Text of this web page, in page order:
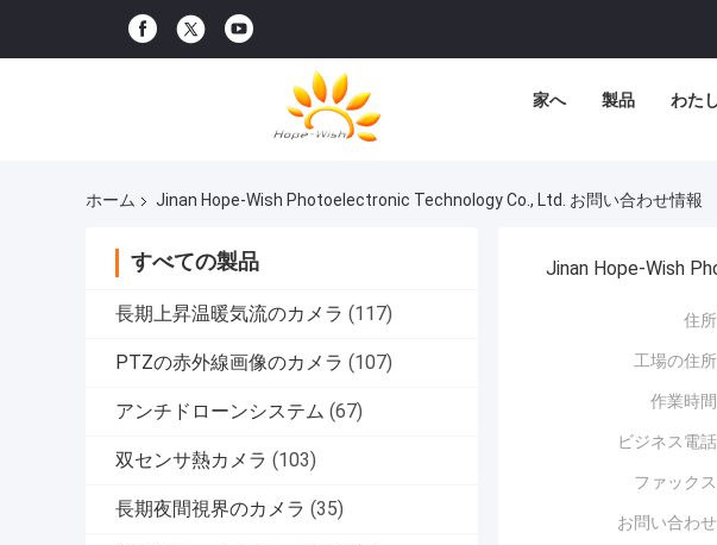
家へ 製品 わた
ホーム Jinan Hope-Wish Photoelectronic Technology Co., Ltd. お問い合わせ情報
すべての製品
長期上昇温暖気流のカメラ (117)
PTZの赤外線画像のカメラ (107)
アンチドローンシステム (67)
双センサ熱カメラ (103)
長期夜間視界のカメラ (35)
Jinan Hope-Wish
住
工場の住所
作業時間
ビジネス電
ファックス
お問い合わせ